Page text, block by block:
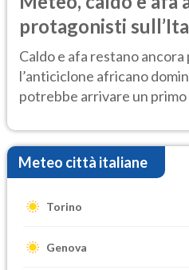
protagonisti
Caldo e afa restano
l’anticiclone africano
potrebbe arrivare un
Meteo città italiane
Torino
Genova